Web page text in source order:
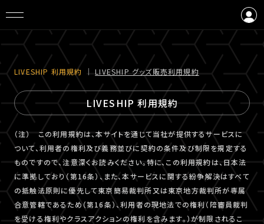
会員登録
LIVESHIP 利⽤規約 ｜LIVESHIP グッズ販売利⽤規約
LIVESHIP 利用規約
（注） この利用規約は、本サイトを通じて当社が提供するサービスに
ついて、利用者の権利及び義務並びに契約の条件及び制限を規定する
ものですので、注意深くお読みください。特に、この利用規約は、日本法
に準拠しており（第16条）、また、本サービスに関する紛争解決はすべて
の抵触法原則に優先して東京簡易裁判所又は東京地方裁判所が専属
合意管轄であるため（第16条）、利用者の現地法での権利（陪審員裁判
を受ける権利やクラスアクションの権利を含みます。）が制限されるこ